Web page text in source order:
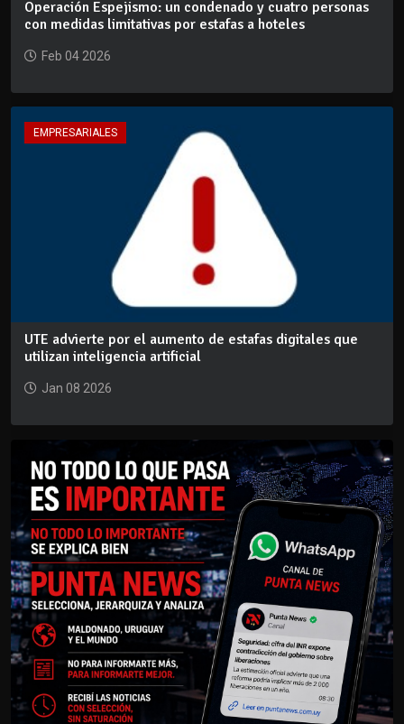
Operación Espejismo: un condenado y cuatro personas
con medidas limitativas por estafas a hoteles
Feb 04 2026
EMPRESARIALES
UTE advierte por el aumento de estafas digitales que
utilizan inteligencia artificial
Jan 08 2026